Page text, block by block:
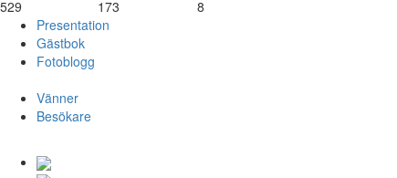
529
173
8
Presentation
Gästbok
Fotoblogg
Vänner
Besökare